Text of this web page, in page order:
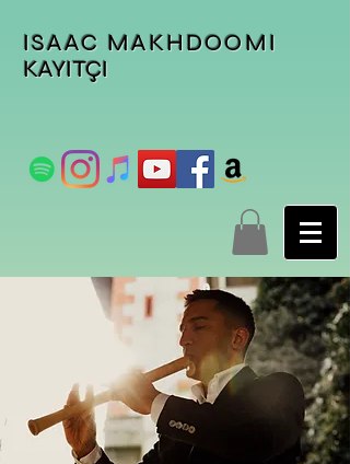
ISAAC MAKHDOOMI
KAYITÇI